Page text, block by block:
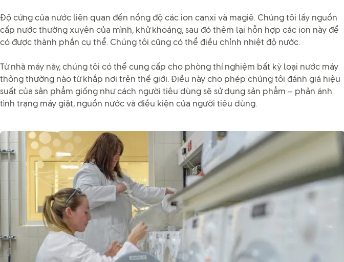
Độ cứng của nước liên quan đến nồng độ các ion canxi và magiê. Chúng tôi lấy nguồn
cấp nước thường xuyên của mình, khử khoáng, sau đó thêm lại hỗn hợp các ion này để
có được thành phần cụ thể. Chúng tôi cũng có thể điều chỉnh nhiệt độ nước.
Từ nhà máy này, chúng tôi có thể cung cấp cho phòng thí nghiệm bất kỳ loại nước máy
thông thường nào từ khắp nơi trên thế giới. Điều này cho phép chúng tôi đánh giá hiệu
suất của sản phẩm giống như cách người tiêu dùng sẽ sử dụng sản phẩm – phản ánh
tình trạng máy giặt, nguồn nước và điều kiện của người tiêu dùng.